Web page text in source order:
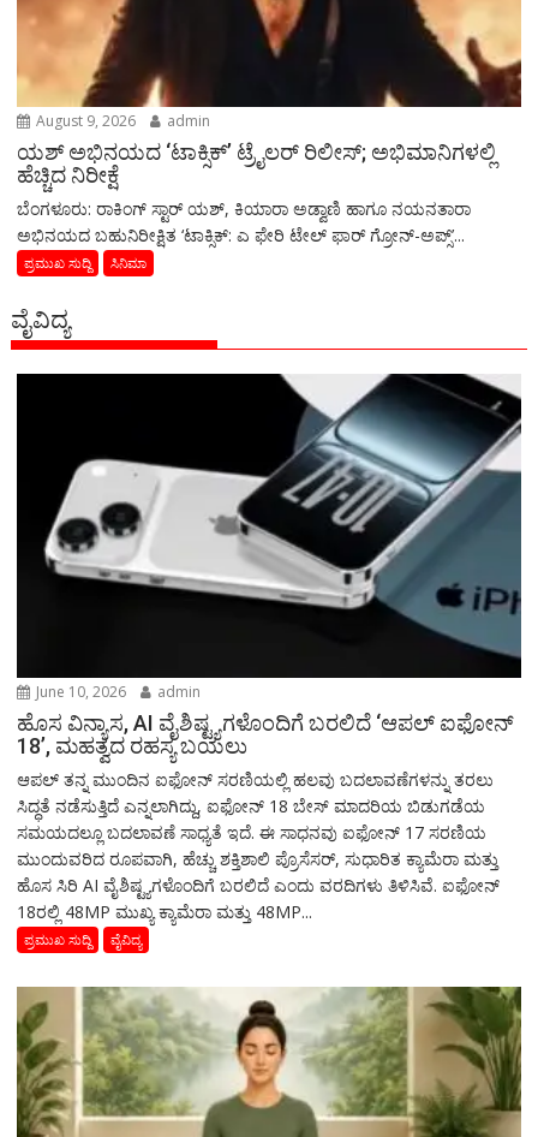
August 9, 2026 admin
ಯಶ್‌ ಅಭಿನಯದ ‘ಟಾಕ್ಸಿಕ್’ ಟ್ರೈಲರ್ ರಿಲೀಸ್; ಅಭಿಮಾನಿಗಳಲ್ಲಿ
ಹೆಚ್ಚಿದ ನಿರೀಕ್ಷೆ
ಬೆಂಗಳೂರು: ರಾಕಿಂಗ್ ಸ್ಟಾರ್ ಯಶ್‌, ಕಿಯಾರಾ ಅಡ್ವಾಣಿ ಹಾಗೂ ನಯನತಾರಾ
ಅಭಿನಯದ ಬಹುನಿರೀಕ್ಷಿತ ‘ಟಾಕ್ಸಿಕ್: ಎ ಫೇರಿ ಟೇಲ್ ಫಾರ್ ಗ್ರೋನ್-ಅಪ್ಸ್’...
ಪ್ರಮುಖ ಸುದ್ದಿ ಸಿನಿಮಾ
ವೈವಿದ್ಯ
June 10, 2026 admin
ಹೊಸ ವಿನ್ಯಾಸ, AI ವೈಶಿಷ್ಟ್ಯಗಳೊಂದಿಗೆ ಬರಲಿದೆ ‘ಆಪಲ್ ಐಫೋನ್
18’, ಮಹತ್ವದ ರಹಸ್ಯ ಬಯಲು
ಆಪಲ್ ತನ್ನ ಮುಂದಿನ ಐಫೋನ್ ಸರಣಿಯಲ್ಲಿ ಹಲವು ಬದಲಾವಣೆಗಳನ್ನು ತರಲು
ಸಿದ್ಧತೆ ನಡೆಸುತ್ತಿದೆ ಎನ್ನಲಾಗಿದ್ದು, ಐಫೋನ್ 18 ಬೇಸ್ ಮಾದರಿಯ ಬಿಡುಗಡೆಯ
ಸಮಯದಲ್ಲೂ ಬದಲಾವಣೆ ಸಾಧ್ಯತೆ ಇದೆ. ಈ ಸಾಧನವು ಐಫೋನ್ 17 ಸರಣಿಯ
ಮುಂದುವರಿದ ರೂಪವಾಗಿ, ಹೆಚ್ಚು ಶಕ್ತಿಶಾಲಿ ಪ್ರೊಸೆಸರ್, ಸುಧಾರಿತ ಕ್ಯಾಮೆರಾ ಮತ್ತು
ಹೊಸ ಸಿರಿ AI ವೈಶಿಷ್ಟ್ಯಗಳೊಂದಿಗೆ ಬರಲಿದೆ ಎಂದು ವರದಿಗಳು ತಿಳಿಸಿವೆ. ಐಫೋನ್
18ರಲ್ಲಿ 48MP ಮುಖ್ಯ ಕ್ಯಾಮೆರಾ ಮತ್ತು 48MP...
ಪ್ರಮುಖ ಸುದ್ದಿ ವೈವಿದ್ಯ